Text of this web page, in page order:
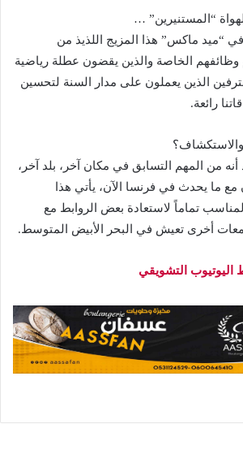
“المستنيرين” …
في “ميد ماكس” هذا المزيج اللذيذ من
وظائفهم الخاصة والذين يقضون عطلة رياضية
الذين يعملون على مدار السنة لتحسين
رائعة.
أنه من المهم التسابق في مكان آخر، بلد آخر،
ما يحدث في فرنسا الآن، يأتي هذا
تماماً لاستعادة بعض الروابط مع
أخرى تعيش في البحر الأبيض المتوسط.
اليوتيوب التشويقي